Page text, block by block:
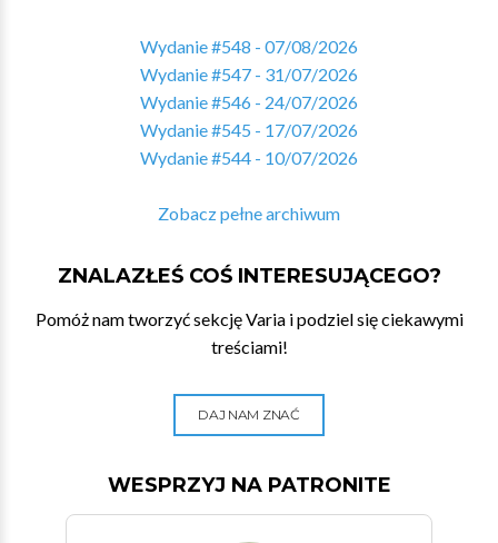
Wydanie #548 - 07/08/2026
Wydanie #547 - 31/07/2026
Wydanie #546 - 24/07/2026
Wydanie #545 - 17/07/2026
Wydanie #544 - 10/07/2026
Zobacz pełne archiwum
ZNALAZŁEŚ COŚ INTERESUJĄCEGO?
Pomóż nam tworzyć sekcję Varia i podziel się ciekawymi
treściami!
DAJ NAM ZNAĆ
WESPRZYJ NA PATRONITE